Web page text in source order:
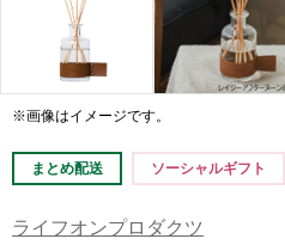
※画像はイメージです。
まとめ配送 ソーシャルギフト
ライフオンプロダクツ